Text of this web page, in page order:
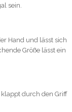
sein.
Hand und lässt sich
Größe lässt ein
durch den Griff